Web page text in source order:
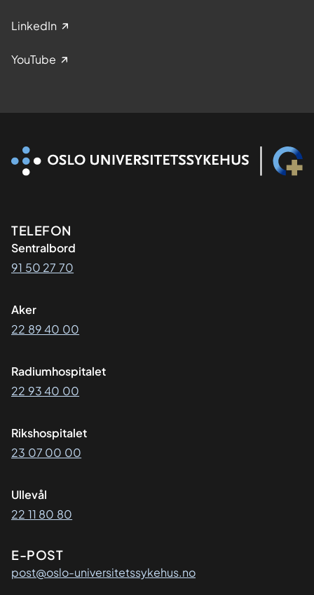
LinkedIn
YouTube
Kontaktinformasjon
TELEFON
Sentralbord
91 50 27 70
Aker
22 89 40 00
Radiumhospitalet
22 93 40 00
Rikshospitalet
23 07 00 00
Ullevål
22 11 80 80
E-POST
post@oslo-universitetssykehus.no